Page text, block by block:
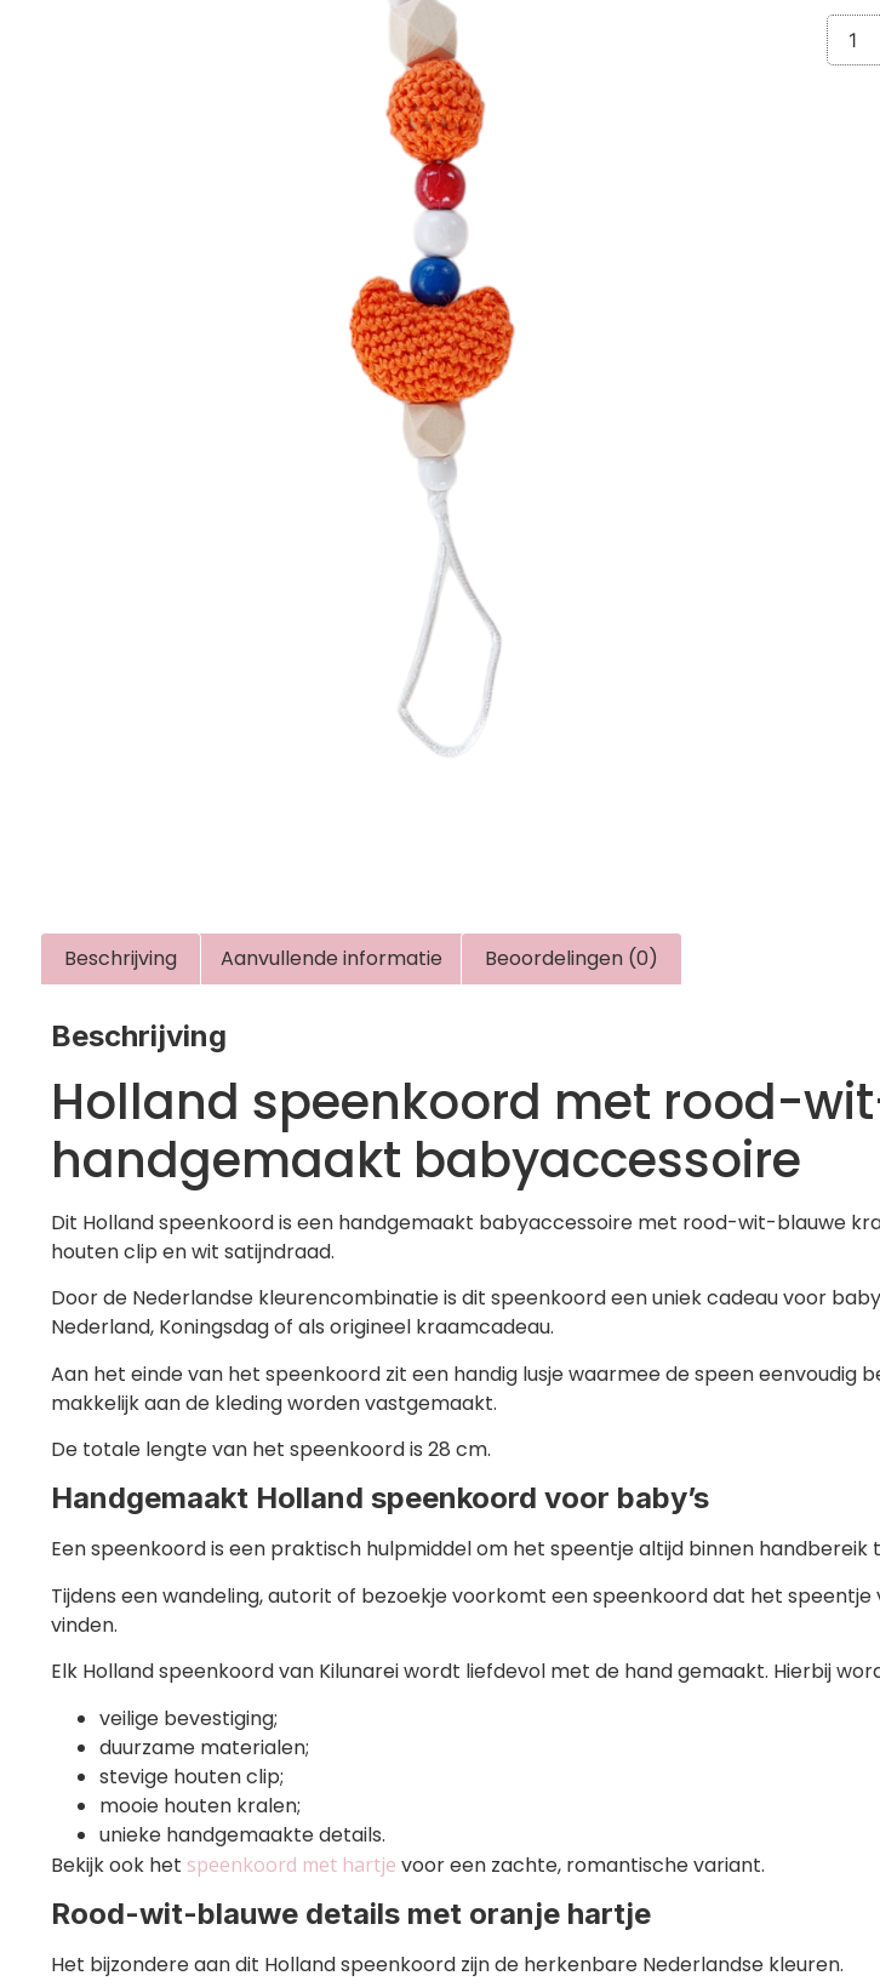
Beschrijving Aanvullende informatie Beoordelingen (0)
Beschrijving
Holland speenkoord met rood-
handgemaakt babyaccessoire
Dit Holland speenkoord is een handgemaakt babyaccessoire met rood-wit-blauwe
houten clip en wit satijndraad.
Door de Nederlandse kleurencombinatie is dit speenkoord een uniek cadeau voor
Nederland, Koningsdag of als origineel kraamcadeau.
Aan het einde van het speenkoord zit een handig lusje waarmee de speen
makkelijk aan de kleding worden vastgemaakt.
De totale lengte van het speenkoord is 28 cm.
Handgemaakt Holland speenkoord voor baby’s
Een speenkoord is een praktisch hulpmiddel om het speentje altijd binnen handbereik
Tijdens een wandeling, autorit of bezoekje voorkomt een speenkoord dat het
vinden.
Elk Holland speenkoord van Kilunarei wordt liefdevol met de hand gemaakt. Hierbij
veilige bevestiging;
duurzame materialen;
stevige houten clip;
mooie houten kralen;
unieke handgemaakte details.
Bekijk ook het speenkoord met hartje voor een zachte, romantische variant.
Rood-wit-blauwe details met oranje hartje
Het bijzondere aan dit Holland speenkoord zijn de herkenbare Nederlandse kleuren.